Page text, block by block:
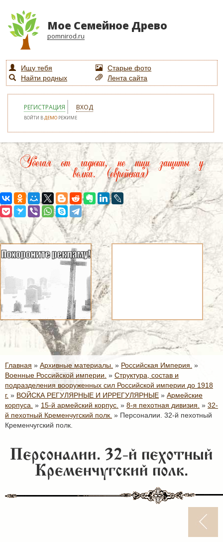
Мое Семейное Древо
pomnirod.ru
Ищу тебя
Старые фото
Найти родных
Лента сайта
РЕГИСТРАЦИЯ ВХОД
ВОЙТИ ВДЕМО РЕЖИМЕ
Убегая от гадюки, не ищи защиты у
волка. (еврейская)
Главная » Архивные материалы. » Российская Империя. »
Военные Российской империи. » Структура, состав и
подразделения вооруженных сил Российской империи до 1918
г. » ВОЙСКА РЕГУЛЯРНЫЕ И ИРРЕГУЛЯРНЫЕ » Армейские
корпуса. » 15-й армейский корпус. » 8-я пехотная дивизия. » 32-
й пехотный Кременчугский полк. » Персоналии. 32-й пехотный
Кременчугский полк.
Персоналии. 32-й пехотный
Кременчугский полк.